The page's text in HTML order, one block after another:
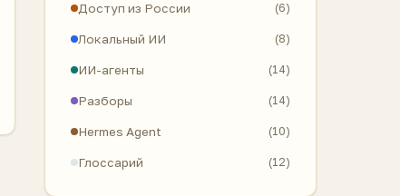
Доступ из России (6)
Локальный ИИ (8)
ИИ-агенты (14)
Разборы (14)
Hermes Agent (10)
Глоссарий (12)